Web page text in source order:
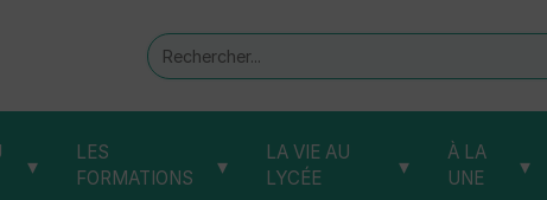
Rechercher
▾
LES
FORMATIONS
▾
LA VIE AU
LYCÉE
▾
À LA
UNE
▾